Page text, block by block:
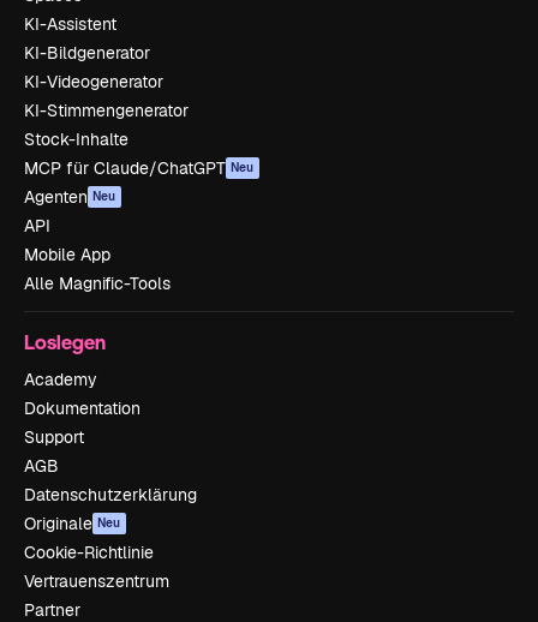
KI-Assistent
KI-Bildgenerator
KI-Videogenerator
KI-Stimmengenerator
Stock-Inhalte
MCP für Claude/ChatGPT Neu
Agenten Neu
API
Mobile App
Alle Magnific-Tools
Loslegen
Academy
Dokumentation
Support
AGB
Datenschutzerklärung
Originale Neu
Cookie-Richtlinie
Vertrauenszentrum
Partner